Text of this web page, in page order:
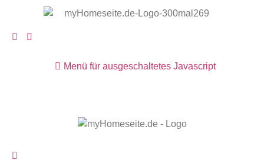
Menü für ausgeschaltetes Javascript